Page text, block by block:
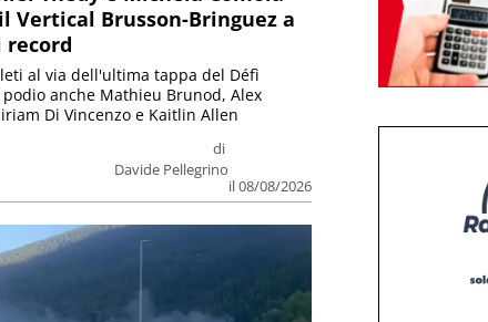
Vertical Brusson-Bringuez a
record
di
Davide Pellegrino
il 08/08/2026
al via dell'ultima tappa del Défì
anche Mathieu Brunod, Alex
Di Vincenzo e Kaitlin Allen